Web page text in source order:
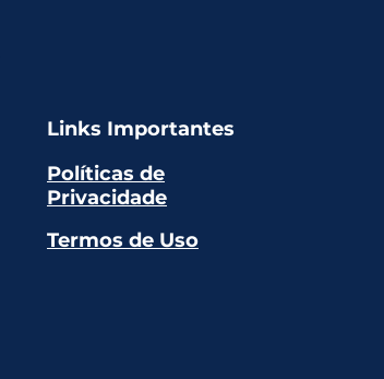
Links Importantes
Políticas de
Privacidade
Termos de Uso